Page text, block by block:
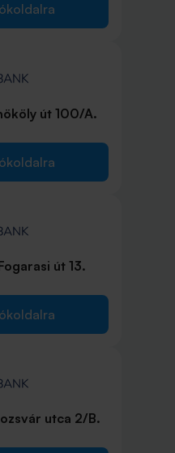
út 100/A.
út 13.
utca 2/B.